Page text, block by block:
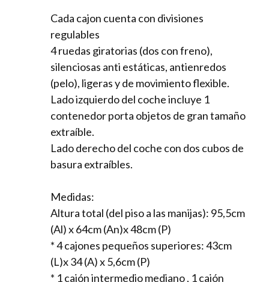
Cada cajon cuenta con divisiones
regulables
4 ruedas giratorias (dos con freno),
silenciosas anti estáticas, antienredos
(pelo), ligeras y de movimiento flexible.
Lado izquierdo del coche incluye 1
contenedor porta objetos de gran tamaño
extraíble.
Lado derecho del coche con dos cubos de
basura extraíbles.
Medidas:
Altura total (del piso a las manijas): 95,5cm
(Al) x 64cm (An)x 48cm (P)
* 4 cajones pequeños superiores: 43cm
(L)x 34 (A) x 5,6cm (P)
* 1 cajón intermedio mediano , 1 cajón